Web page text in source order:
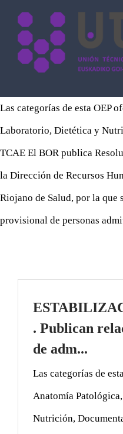
content
Las categorías de esta OEP
Laboratorio, Dietética y
TCAE El BOR publica
la Dirección de Recursos
Riojano de Salud, por la que
provisional de personas
. Publican
de adm...
Las categorías de
Anatomía
Nutrición,